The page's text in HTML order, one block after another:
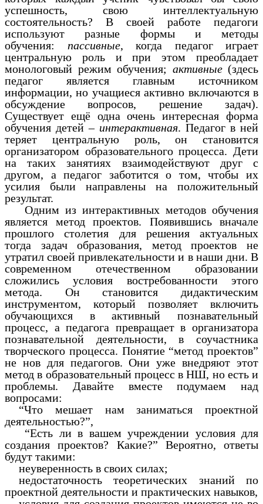
успешность, свою интеллектуальную
состоятельность? В своей работе педагоги
используют разные формы и методы
обучения: пассивные, когда педагог играет
центральную роль и при этом преобладает
монологовый режим обучения; активные(здесь
педагог является главным источником
информации, но учащиеся активно включаются в
обсуждение вопросов, решение задач).
Существует ещё одна очень интересная форма
обучения детей – интерактивная. Педагог в ней
теряет центральную роль, он становится
организатором образовательного процесса. Дети
на таких занятиях взаимодействуют друг с
другом, а педагог заботится о том, чтобы их
усилия были направлены на положительный
результат.
Одним из интерактивных методов обучения
является метод проектов. Появившись вначале
прошлого столетия для решения актуальных
тогда задач образования, метод проектов не
утратил своей привлекательности и в наши дни. В
современном отечественном образовании
сложились условия востребованности этого
метода. Он становится дидактическим
инструментом, который позволяет включить
обучающихся в активный познавательный
процесс, а педагога превращает в организатора
познавательной деятельности, в соучастника
творческого процесса. Понятие “метод проектов”
не нов для педагогов. Они уже внедряют этот
метод в образовательный процесс в НШ, но есть и
проблемы. Давайте вместе подумаем над
вопросами:
“Что мешает нам заниматься проектной
деятельностью?”,
“Есть ли в вашем учреждении условия для
создания проектов? Какие?” Вероятно, ответы
будут такими:
неуверенность в своих силах;
недостаточность теоретических знаний по
проектной деятельности и практических навыков,